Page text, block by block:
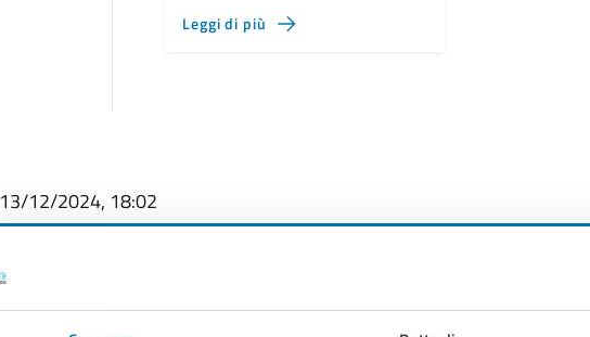
Leggi di più
13/12/2024, 18:02